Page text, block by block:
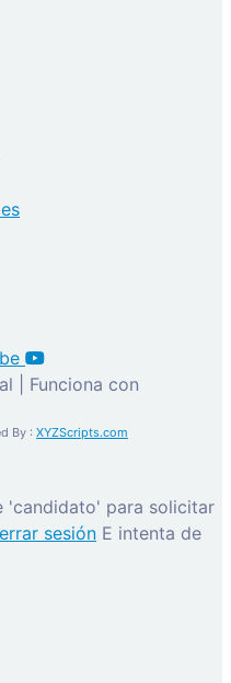
| Funciona con
By : XYZScripts.com
'candidato' para solicitar
sesión E intenta de